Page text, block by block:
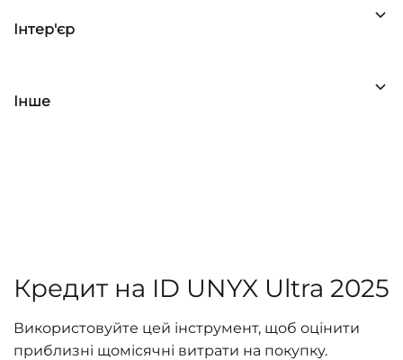
Інтер'єр
Інше
Кредит на ID UNYX Ultra 2025
Використовуйте цей інструмент, щоб оцінити
приблизні щомісячні витрати на покупку.